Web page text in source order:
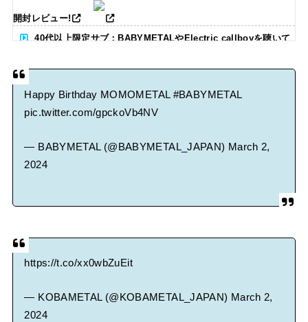
開封レビュー!
40代以上限定サブ：BABYMETALやElectric callboyを聴いて
BABYMETAL「CANNONBALL外伝」グッズ販売決定
Powered by livedoor 相互RSS
Happy Birthday MOMOMETAL #BABYMETAL
pic.twitter.com/gpckoVb4NV
— BABYMETAL (@BABYMETAL_JAPAN) March 2,
2024
https://t.co/xx0wbZuEit
— KOBAMETAL (@KOBAMETAL_JAPAN) March 2,
2024